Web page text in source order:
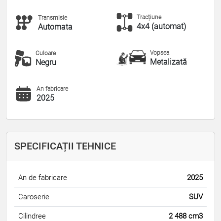
Transmisie
Automata
Tracțiune
4x4 (automat)
Culoare
Negru
Vopsea
Metalizată
An fabricare
2025
SPECIFICAȚII TEHNICE
An de fabricare 2025
Caroserie SUV
Cilindree 2 488 cm3